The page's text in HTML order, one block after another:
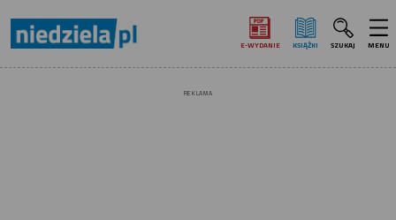
E‑WYDANIE KSIĄŻKI SZUKAJ MENU
REKLAMA